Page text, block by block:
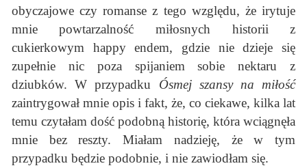
obyczajowe czy romanse z tego względu, że irytuje
mnie powtarzalność miłosnych historii z
cukierkowym happy endem, gdzie nie dzieje się
zupełnie nic poza spijaniem sobie nektaru z
dziubków. W przypadku Ósmej szansy na miłość
zaintrygował mnie opis i fakt, że, co ciekawe, kilka lat
temu czytałam dość podobną historię, która wciągnęła
mnie bez reszty. Miałam nadzieję, że w tym
przypadku będzie podobnie, i nie zawiodłam się.